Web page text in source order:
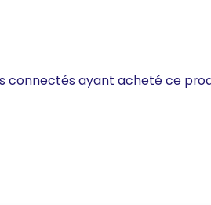
connectés ayant acheté ce